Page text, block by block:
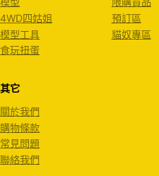
4WD四姑姐
模型工具
食玩扭蛋
預訂區
貓奴專區
其它
關於我們
購物條款
常見問題
聯絡我們